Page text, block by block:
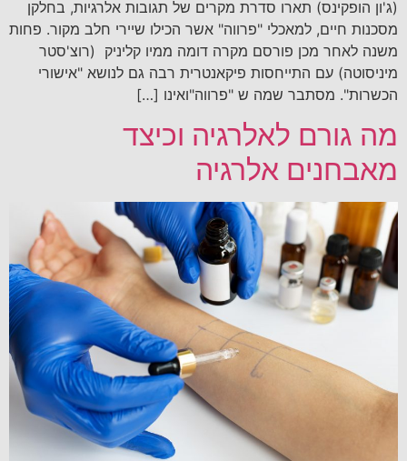
(ג'ון הופקינס) תארו סדרת מקרים של תגובות אלרגיות, בחלקן
מסכנות חיים, למאכלי "פרווה" אשר הכילו שיירי חלב מקור. פחות
משנה לאחר מכן פורסם מקרה דומה ממיו קליניק (רוצ'סטר
מיניסוטה) עם התייחסות פיקאנטרית רבה גם לנושא "אישורי
הכשרות". מסתבר שמה ש "פרווה"ואינו […]
מה גורם לאלרגיה וכיצד
מאבחנים אלרגיה